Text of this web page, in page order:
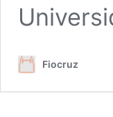
Fiocruz